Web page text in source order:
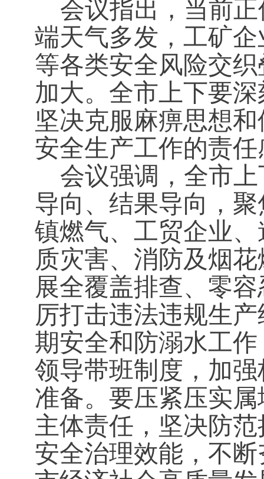
会议指出，当前
端天气多发，工矿
等各类安全风险交
加大。全市上下要
坚决克服麻痹思想
安全生产工作的责
会议强调，全市
导向、结果导向，
镇燃气、工贸企业
质灾害、消防及烟
展全覆盖排查、零
厉打击违法违规生
期安全和防溺水工
领导带班制度，加
准备。要压紧压实
主体责任，坚决防
安全治理效能，不